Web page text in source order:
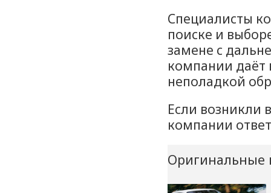
Специалисты
поиске и
замене с
компании даёт
неполадкой
Если возникли
компании
Оригинальные